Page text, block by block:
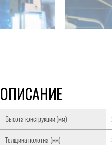
ОПИСАНИЕ
Высота конструкции (мм)
Толщина полотна (мм)